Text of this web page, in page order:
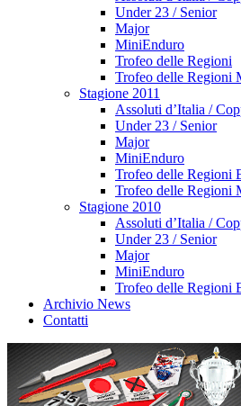
Under 23 / Senior
Major
MiniEnduro
Trofeo delle Regioni
Trofeo delle Regioni
Stagione 2011
Assoluti d’Italia /
Under 23 / Senior
Major
MiniEnduro
Trofeo delle Regioni
Trofeo delle Regioni
Stagione 2010
Assoluti d’Italia /
Under 23 / Senior
Major
MiniEnduro
Trofeo delle Regioni
Archivio News
Contatti